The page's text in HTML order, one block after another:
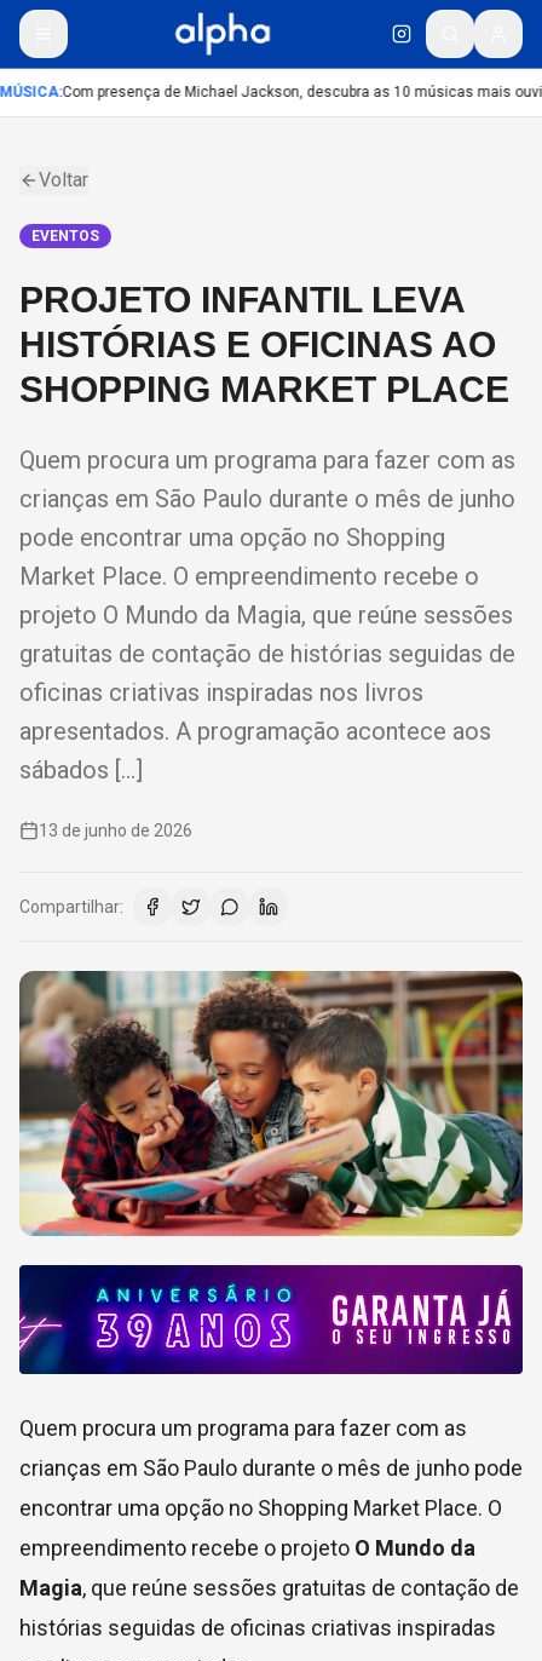
:Com presença de Michael Jackson, descubra as 10 músicas mais
Voltar
EVENTOS
PROJETO INFANTIL LEVA
HISTÓRIAS E OFICINAS AO
SHOPPING MARKET PLACE
Quem procura um programa para fazer com as
crianças em São Paulo durante o mês de junho
pode encontrar uma opção no Shopping
Market Place. O empreendimento recebe o
projeto O Mundo da Magia, que reúne sessões
gratuitas de contação de histórias seguidas de
oficinas criativas inspiradas nos livros
apresentados. A programação acontece aos
sábados […]
13 de junho de 2026
Compartilhar:
Quem procura um programa para fazer com as
crianças em São Paulo durante o mês de junho pode
encontrar uma opção no Shopping Market Place. O
empreendimento recebe o projeto O Mundo da
Magia, que reúne sessões gratuitas de contação de
histórias seguidas de oficinas criativas inspiradas